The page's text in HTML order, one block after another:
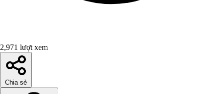
2,971 lượt xem
Chia sẻ